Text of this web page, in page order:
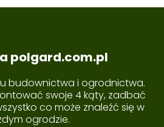
polgard.com.pl
budownictwa i ogrodnictwa.
swoje 4 kąty, zadbać
co może znaleźć się w
ogrodzie.